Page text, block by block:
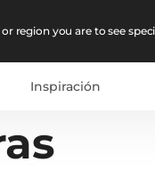
region you are to see
Inspiración